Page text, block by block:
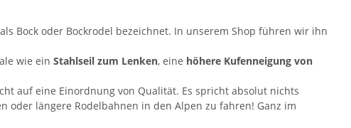
Bock oder Bockrodel bezeichnet. In unserem Shop führen wir ihn
wie ein Stahlseil zum Lenken, eine höhere Kufenneigung von
auf eine Einordnung von Qualität. Es spricht absolut nichts
oder längere Rodelbahnen in den Alpen zu fahren! Ganz im